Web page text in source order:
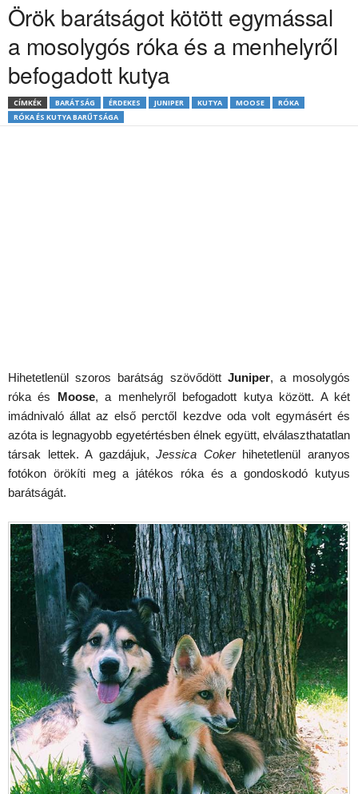
Örök barátságot kötött egymással
a mosolygós róka és a menhelyről
befogadott kutya
CÍMKÉK BARÁTSÁG ÉRDEKES JUNIPER KUTYA MOOSE
RÓKA
RÓKA ÉS KUTYA BARŰTSÁGA
Hihetetlenül szoros barátság szövődött Juniper, a mosolygós
róka és Moose, a menhelyről befogadott kutya között. A két
imádnivaló állat az első perctől kezdve oda volt egymásért és
azóta is legnagyobb egyetértésben élnek együtt, elválaszthatatlan
társak lettek. A gazdájuk,Jessica Cokerhihetetlenül aranyos
fotókon örökíti meg a játékos róka és a gondoskodó kutyus
barátságát.